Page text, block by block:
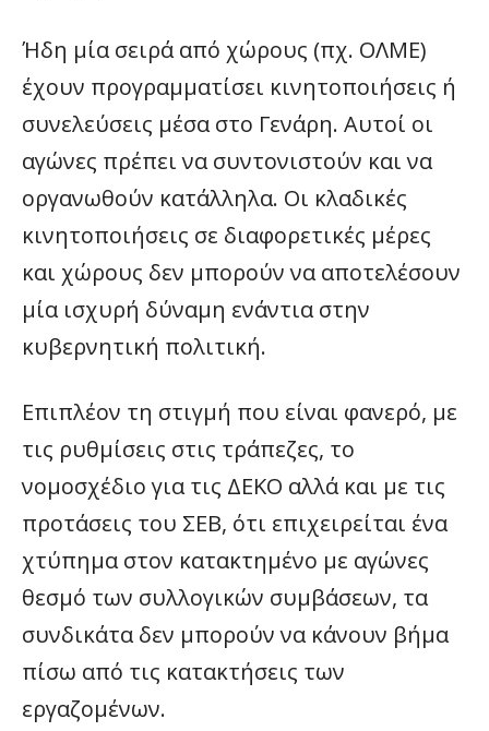
Ήδη μία σειρά από χώρους (πχ. ΟΛΜΕ)
έχουν προγραμματίσει κινητοποιήσεις ή
συνελεύσεις μέσα στο Γενάρη. Αυτοί οι
αγώνες πρέπει να συντονιστούν και να
οργανωθούν κατάλληλα. Οι κλαδικές
κινητοποιήσεις σε διαφορετικές μέρες
και χώρους δεν μπορούν να αποτελέσουν
μία ισχυρή δύναμη ενάντια στην
κυβερνητική πολιτική.
Επιπλέον τη στιγμή που είναι φανερό, με
τις ρυθμίσεις στις τράπεζες, το
νομοσχέδιο για τις ΔΕΚΟ αλλά και με τις
προτάσεις του ΣΕΒ, ότι επιχειρείται ένα
χτύπημα στον κατακτημένο με αγώνες
θεσμό των συλλογικών συμβάσεων, τα
συνδικάτα δεν μπορούν να κάνουν βήμα
πίσω από τις κατακτήσεις των
εργαζομένων.